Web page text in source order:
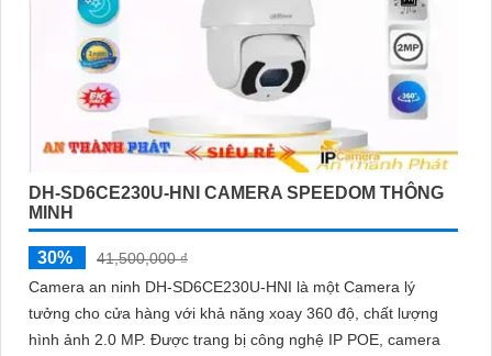
DH-SD6CE230U-HNI CAMERA SPEEDOM THÔNG
MINH
30%
41,500,000 ₫
Camera an ninh DH-SD6CE230U-HNI là một Camera lý
tưởng cho cửa hàng với khả năng xoay 360 độ, chất lượng
hình ảnh 2.0 MP. Được trang bị công nghệ IP POE, camera